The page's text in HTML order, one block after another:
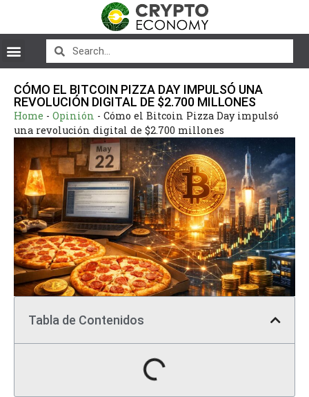
CÓMO EL BITCOIN PIZZA DAY IMPULSÓ UNA
REVOLUCIÓN DIGITAL DE $2.700 MILLONES
Home - Opinión - Cómo el Bitcoin Pizza Day impulsó
una revolución digital de $2.700 millones
Tabla de Contenidos